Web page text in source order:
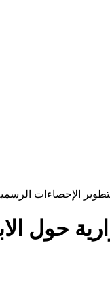
الإحصاءات
حول